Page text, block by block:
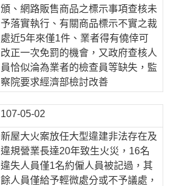
頒、網路販售商品之標示事項查核未
予落實執行、有關商品標示不實之裁
處近5年來僅1件、業者得有僥倖可
改正一次免罰的機會，又政府查核人
員恰似淪為業者的檢查員等缺失，監
察院要求經濟部檢討改善
107-05-02
新屋大火案放任大型違建非法存在及
違規營業長達20年致生火災，16名
違失人員僅1名約僱人員被記過，其
餘人員僅給予輕微處分或不予議處，